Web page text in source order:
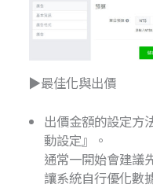
▶最佳化與出價
出價金額的設定方
動設定』。
通常一開始會建議
讓系統自行優化數